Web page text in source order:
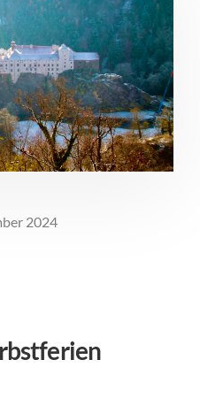
2024